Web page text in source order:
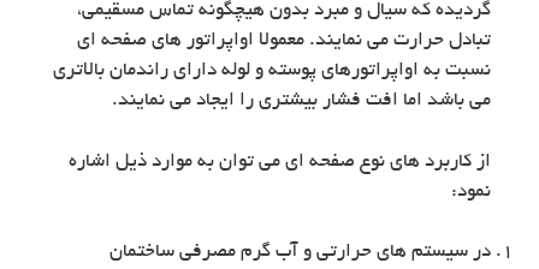
گردیده که سیال و مبرد بدون هیچگونه تماس مسقیمی،
تبادل حرارت می نمایند. معمولا اواپراتور های صفحه ای
نسبت به اواپراتورهای پوسته و لوله دارای راندمان بالاتری
می باشد اما افت فشار بیشتری را ایجاد می نمایند.
از کاربرد های نوع صفحه ای می توان به موارد ذیل اشاره
نمود:
در سیستم های حرارتی و آب گرم مصرفی ساختمان